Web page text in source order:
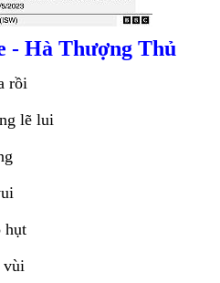
- Hà Thượng Thủ
rồi
lẽ lui
hụt
vùi